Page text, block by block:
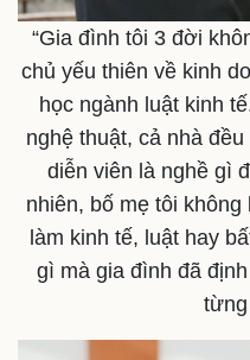
“Gia đình tôi 3 đời
chủ yếu thiên về kinh
học ngành luật kinh
nghệ thuật, cả nhà
diễn viên là nghề gì
nhiên, bố mẹ tôi
làm kinh tế, luật hay
gì mà gia đình đã